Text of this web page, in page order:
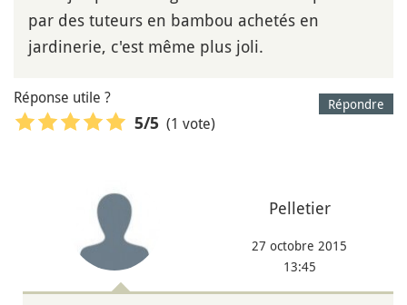
par des tuteurs en bambou achetés en
jardinerie, c'est même plus joli.
Répondre
Réponse utile ?
5/5 (1 vote)
Pelletier
27 octobre 2015
13:45